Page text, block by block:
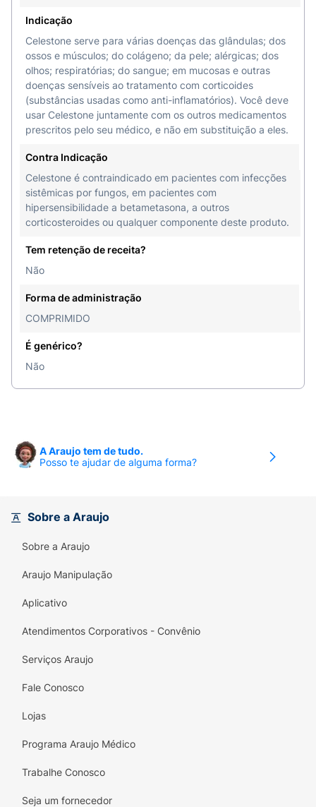
Indicação
Celestone serve para várias doenças das glândulas; dos
ossos e músculos; do colágeno; da pele; alérgicas; dos
olhos; respiratórias; do sangue; em mucosas e outras
doenças sensíveis ao tratamento com corticoides
(substâncias usadas como anti-inflamatórios). Você deve
usar Celestone juntamente com os outros medicamentos
prescritos pelo seu médico, e não em substituição a eles.
Contra Indicação
Celestone é contraindicado em pacientes com infecções
sistêmicas por fungos, em pacientes com
hipersensibilidade a betametasona, a outros
corticosteroides ou qualquer componente deste produto.
Tem retenção de receita?
Não
Forma de administração
COMPRIMIDO
É genérico?
Não
A Araujo tem de tudo.
Posso te ajudar de alguma forma?
Sobre a Araujo
Sobre a Araujo
Araujo Manipulação
Aplicativo
Atendimentos Corporativos - Convênio
Serviços Araujo
Fale Conosco
Lojas
Programa Araujo Médico
Trabalhe Conosco
Seja um fornecedor